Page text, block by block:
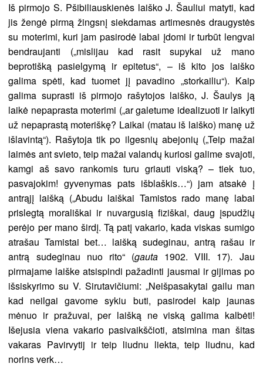
Iš pirmojo S. Pšibiliauskienės laiško J. Šauliui matyti, kad
jis žengė pirmą žingsnį siekdamas artimesnės draugystės
su moterimi, kuri jam pasirodė labai įdomi ir turbūt lengvai
bendraujanti („mislijau kad rasit supykai už mano
beprotišką pasielgymą ir epitetus“, – iš kito jos laiško
galima spėti, kad tuomet jį pavadino „storkailiu“). Kaip
galima suprasti iš pirmojo rašytojos laiško, J. Šaulys ją
laikė nepaprasta moterimi („ar galetume idealizuoti ir laikyti
už nepaprastą moteriškę? Laikai (matau iš laiško) manę už
išlavintą“). Rašytoja tik po ilgesnių abejonių („Teip mažai
laimės ant svieto, teip mažai valandų kuriosi galime svajoti,
kamgi aš savo rankomis turu griauti viską? – tiek tuo,
pasvajokim! gyvenymas pats išblaškis…“) jam atsakė į
antrąjį laišką („Abudu laiškai Tamistos rado manę labai
prislegtą morališkai ir nuvargusią fiziškai, daug įspudžių
perėjo per mano širdį. Tą patį vakario, kada viskas sumigo
atrašau Tamistai bet… laišką sudeginau, antrą rašau ir
antrą sudeginau nuo rito“ (gauta 1902. VIII. 17). Jau
pirmajame laiške atsispindi pažadinti jausmai ir gijimas po
išsiskyrimo su V. Sirutavičiumi: „Neišpasakytai gailu man
kad neilgai gavome sykiu buti, pasirodei kaip jaunas
mėnuo ir pražuvai, per laišką ne viską galima kalbėti!
Išejusia viena vakario pasivaikščioti, atsimina man šitas
vakaras Pavirvytij ir teip liudnu liekta, teip liudnu, kad
norins verk…